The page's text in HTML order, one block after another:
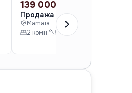
ПРОДАЖА
139 000 €
Продажа 2-х комнатной
Mamaia
2 комн.
59 м²